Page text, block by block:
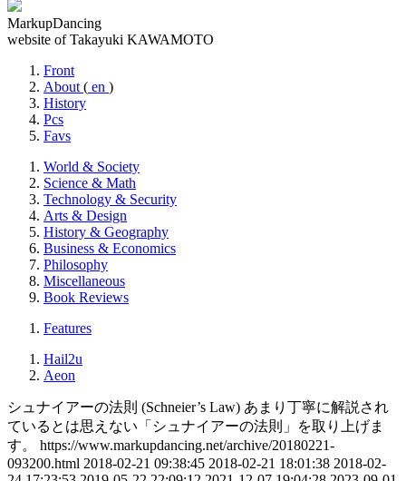
MarkupDancing
website of Takayuki KAWAMOTO
Front
About ( en )
History
Pcs
Favs
World & Society
Science & Math
Technology & Security
Arts & Design
History & Geography
Business & Economics
Philosophy
Miscellaneous
Book Reviews
Features
Hail2u
Aeon
シュナイアーの法則 (Schneier’s Law) あまり丁寧に解説され
ているとは思えない「シュナイアーの法則」を取り上げま
す。
https://www.markupdancing.net/archive/20180221-
093200.html 2018-02-21 09:38:45 2018-02-21 18:01:38 2018-02-